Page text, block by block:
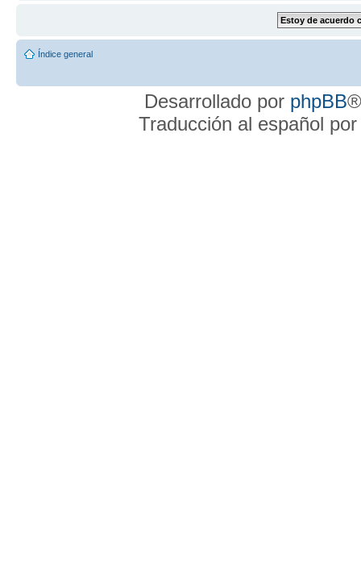
Índice general
Desarrollado por phpBB
Traducción al español